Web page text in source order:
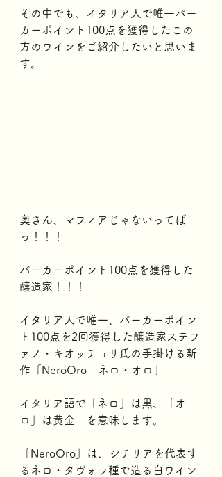
その中でも、イタリア人で唯一パー
カーポイント100点を獲得したこの
方のワインをご紹介したいと思いま
す。
奥さん、マフィアじゃないってば
っ！！！
パーカーポイント100点を獲得した
醸造家！！！
イタリア人で唯一、パーカーポイン
ト100点を2回獲得した醸造家ステフ
ァノ・キオッチョリ氏の手掛ける新
作「NeroOro　ネロ・オロ」
イタリア語で「ネロ」は黒、「オ
ロ」は黄金　を意味します。
「NeroOro」は、シチリアを代表す
るネロ・タヴォラ種で造る白ワイン